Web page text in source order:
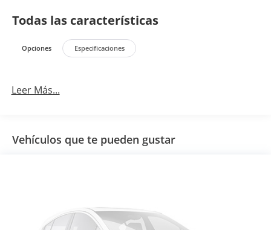
Todas las características
Opciones Especificaciones
Leer Más...
Vehículos que te pueden gustar